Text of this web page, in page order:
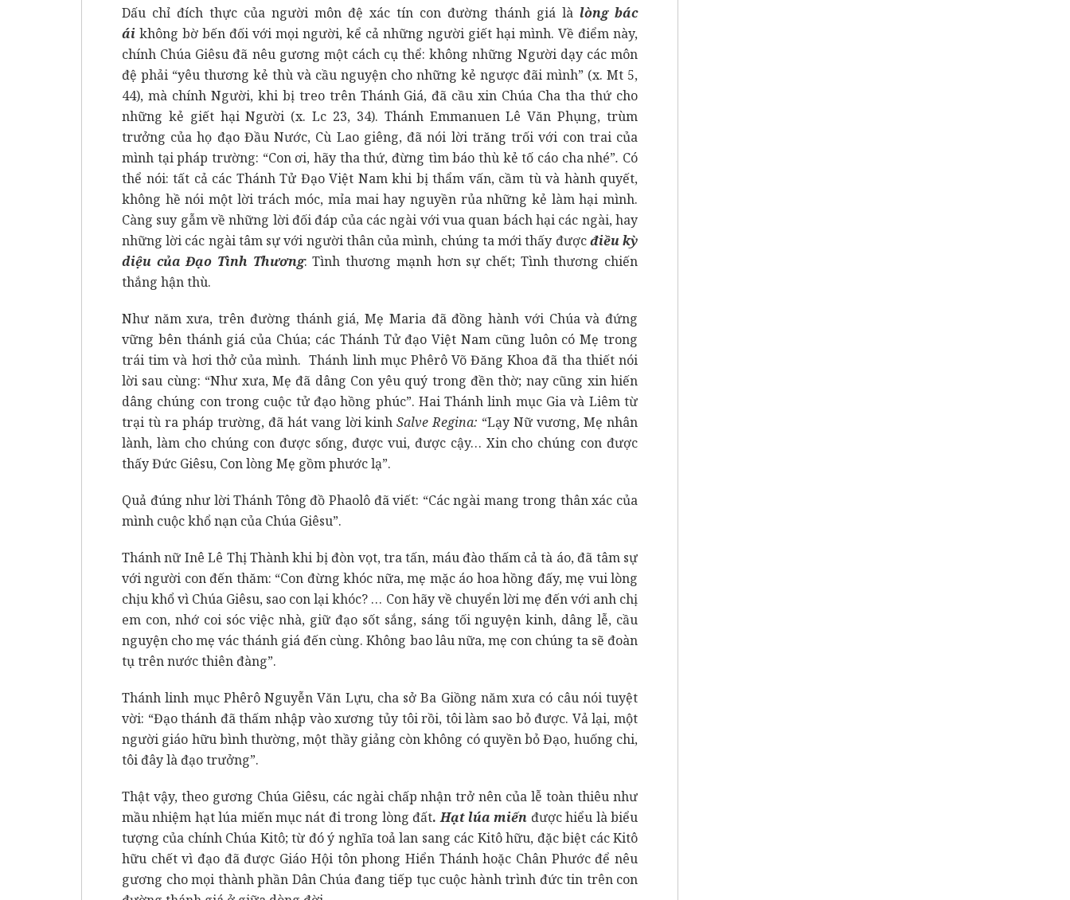
Dấu chỉ đích thực của người môn đệ xác tín con đường thánh giá là lòng bác
ái không bờ bến đối với mọi người, kể cả những người giết hại mình. Về điểm này,
chính Chúa Giêsu đã nêu gương một cách cụ thể: không những Người dạy các môn
đệ phải “yêu thương kẻ thù và cầu nguyện cho những kẻ ngược đãi mình” (x. Mt 5,
44), mà chính Người, khi bị treo trên Thánh Giá, đã cầu xin Chúa Cha tha thứ cho
những kẻ giết hại Người (x. Lc 23, 34). Thánh Emmanuen Lê Văn Phụng, trùm
trưởng của họ đạo Đầu Nước, Cù Lao giêng, đã nói lời trăng trối với con trai của
mình tại pháp trường: “Con ơi, hãy tha thứ, đừng tìm báo thù kẻ tố cáo cha nhé”. Có
thể nói: tất cả các Thánh Tử Đạo Việt Nam khi bị thẩm vấn, cầm tù và hành quyết,
không hề nói một lời trách móc, mỉa mai hay nguyền rủa những kẻ làm hại mình.
Càng suy gẫm về những lời đối đáp của các ngài với vua quan bách hại các ngài, hay
những lời các ngài tâm sự với người thân của mình, chúng ta mới thấy đượcđiều kỳ
diệu của Đạo Tình Thương: Tình thương mạnh hơn sự chết; Tình thương chiến
thắng hận thù.
Như năm xưa, trên đường thánh giá, Mẹ Maria đã đồng hành với Chúa và đứng
vững bên thánh giá của Chúa; các Thánh Tử đạo Việt Nam cũng luôn có Mẹ trong
trái tim và hơi thở của mình. Thánh linh mục Phêrô Võ Đăng Khoa đã tha thiết nói
lời sau cùng: “Như xưa, Mẹ đã dâng Con yêu quý trong đền thờ; nay cũng xin hiến
dâng chúng con trong cuộc tử đạo hồng phúc”. Hai Thánh linh mục Gia và Liêm từ
trại tù ra pháp trường, đã hát vang lời kinhSalve Regina: “Lạy Nữ vương, Mẹ nhân
lành, làm cho chúng con được sống, được vui, được cậy… Xin cho chúng con được
thấy Đức Giêsu, Con lòng Mẹ gồm phước lạ”.
Quả đúng như lời Thánh Tông đồ Phaolô đã viết: “Các ngài mang trong thân xác của
mình cuộc khổ nạn của Chúa Giêsu”.
Thánh nữ Inê Lê Thị Thành khi bị đòn vọt, tra tấn, máu đào thấm cả tà áo, đã tâm sự
với người con đến thăm: “Con đừng khóc nữa, mẹ mặc áo hoa hồng đấy, mẹ vui lòng
chịu khổ vì Chúa Giêsu, sao con lại khóc? … Con hãy về chuyển lời mẹ đến với anh chị
em con, nhớ coi sóc việc nhà, giữ đạo sốt sắng, sáng tối nguyện kinh, dâng lễ, cầu
nguyện cho mẹ vác thánh giá đến cùng. Không bao lâu nữa, mẹ con chúng ta sẽ đoàn
tụ trên nước thiên đàng”.
Thánh linh mục Phêrô Nguyễn Văn Lựu, cha sở Ba Giồng năm xưa có câu nói tuyệt
vời: “Đạo thánh đã thấm nhập vào xương tủy tôi rồi, tôi làm sao bỏ được. Vả lại, một
người giáo hữu bình thường, một thầy giảng còn không có quyền bỏ Đạo, huống chi,
tôi đây là đạo trưởng”.
Thật vậy, theo gương Chúa Giêsu, các ngài chấp nhận trở nên của lễ toàn thiêu như
mầu nhiệm hạt lúa miến mục nát đi trong lòng đất.Hạt lúa miến được hiểu là biểu
tượng của chính Chúa Kitô; từ đó ý nghĩa toả lan sang các Kitô hữu, đặc biệt các Kitô
hữu chết vì đạo đã được Giáo Hội tôn phong Hiển Thánh hoặc Chân Phước để nêu
gương cho mọi thành phần Dân Chúa đang tiếp tục cuộc hành trình đức tin trên con